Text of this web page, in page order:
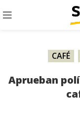
CAFÉ
Aprueban